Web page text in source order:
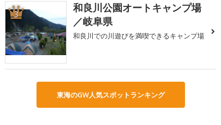
3
和良川公園オートキャンプ場
／岐阜県
和良川での川遊びを満喫できるキャンプ場
東海のGW人気スポットランキング